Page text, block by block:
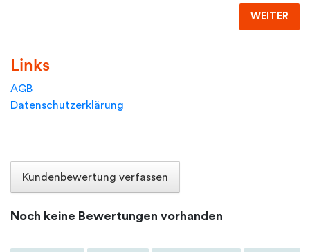
WEITER
Links
AGB
Datenschutzerklärung
Kundenbewertung verfassen
Noch keine Bewertungen vorhanden